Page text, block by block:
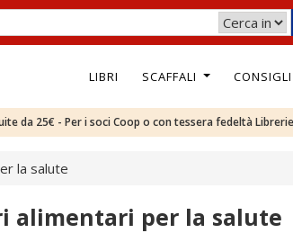
LIBRI SCAFFALI
da 25€ - Per i soci Coop o con tessera fedeltà
la salute
alimentari per la salute